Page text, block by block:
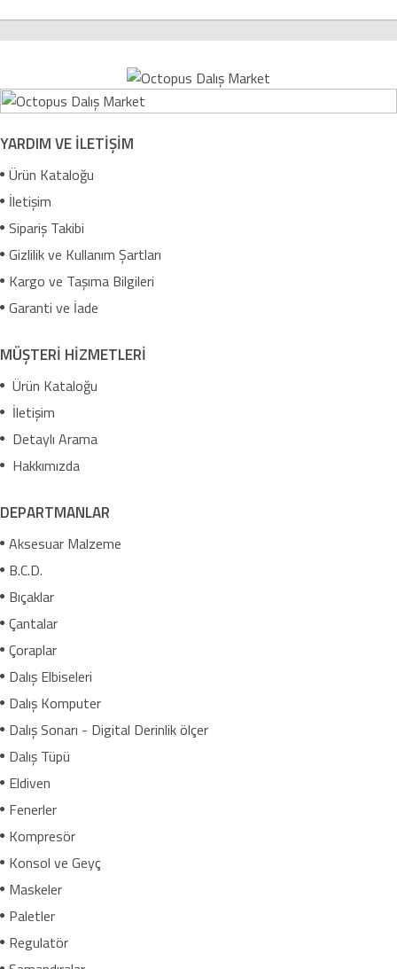
YARDIM VE İLETİŞİM
Ürün Kataloğu
İletişim
Sipariş Takibi
Gizlilik ve Kullanım Şartları
Kargo ve Taşıma Bilgileri
Garanti ve İade
MÜŞTERİ HİZMETLERİ
Ürün Kataloğu
İletişim
Detaylı Arama
Hakkımızda
DEPARTMANLAR
Aksesuar Malzeme
B.C.D.
Bıçaklar
Çantalar
Çoraplar
Dalış Elbiseleri
Dalış Komputer
Dalış Sonarı - Digital Derinlik ölçer
Dalış Tüpü
Eldiven
Fenerler
Kompresör
Konsol ve Geyç
Maskeler
Paletler
Regulatör